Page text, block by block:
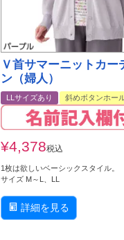
Ｖ首サマーニットカー
ン（婦人）
LLサイズあり 斜めボタンホー
¥4,378税込
1枚は欲しいベーシックスタイル。
サイズ M～L、LL
詳細を見る